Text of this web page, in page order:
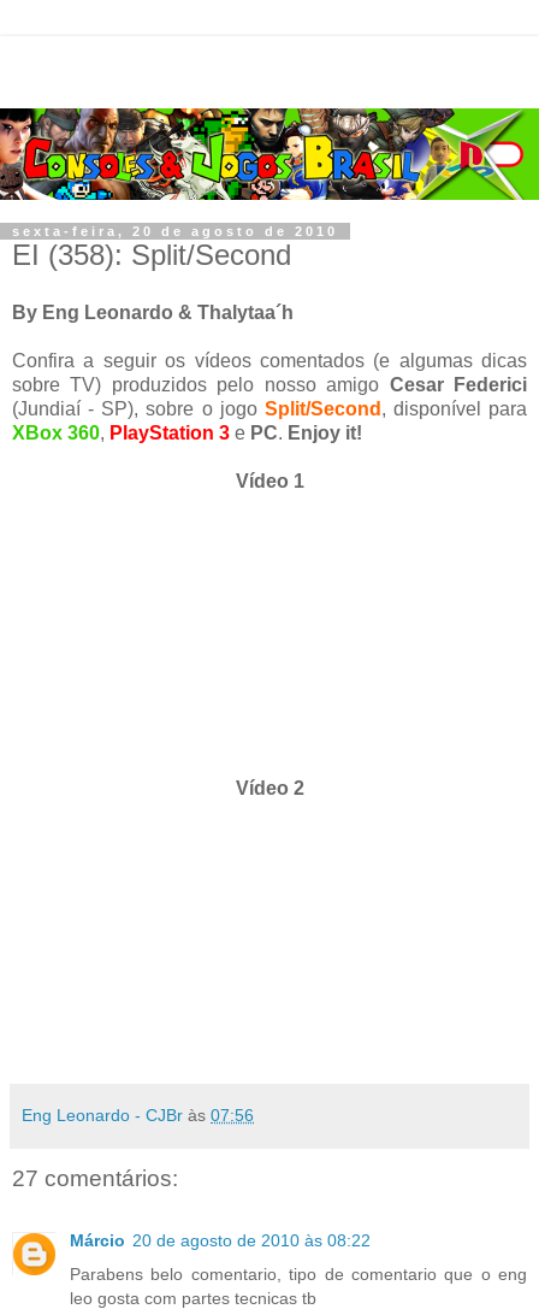
sexta-feira, 20 de agosto de 2010
EI (358): Split/Second
By Eng Leonardo & Thalytaa´h
Confira a seguir os vídeos comentados (e algumas dicas
sobre TV) produzidos pelo nosso amigo Cesar Federici
(Jundiaí - SP), sobre o jogo Split/Second , disponível para
XBox 360, PlayStation 3 e PC. Enjoy it!
Vídeo 1
Vídeo 2
Eng Leonardo - CJBr às 07:56
27 comentários:
Márcio 20 de agosto de 2010 às 08:22
Parabens belo comentario, tipo de comentario que o eng
leo gosta com partes tecnicas tb